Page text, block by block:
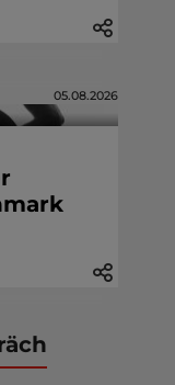
05.08.2026